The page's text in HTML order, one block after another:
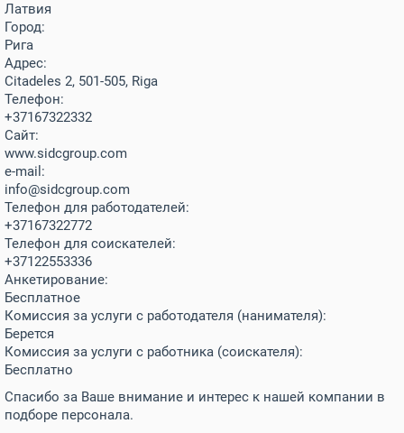
Латвия
Город:
Рига
Адрес:
Citadeles 2, 501-505, Riga
Телефон:
+37167322332
Сайт:
www.sidcgroup.com
e-mail:
info@sidcgroup.com
Телефон для работодателей:
+37167322772
Телефон для соискателей:
+37122553336
Анкетирование:
Бесплатное
Комиссия за услуги с работодателя (нанимателя):
Берется
Комиссия за услуги с работника (соискателя):
Бесплатно
Спасибо за Ваше внимание и интерес к нашей компании в
подборе персонала.